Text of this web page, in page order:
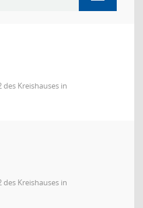
Kreishauses in
Kreishauses in